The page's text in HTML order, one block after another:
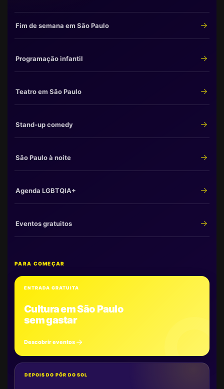
Fim de semana em São Paulo
Programação infantil
Teatro em São Paulo
Stand-up comedy
São Paulo à noite
Agenda LGBTQIA+
Eventos gratuitos
PARA COMEÇAR
ENTRADA GRATUITA
Cultura em São Paulo
sem gastar
Descobrir eventos
DEPOIS DO PÔR DO SOL